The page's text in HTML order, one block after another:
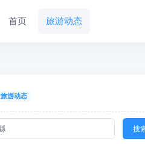
首页 旅游动态
旅游动态
搜